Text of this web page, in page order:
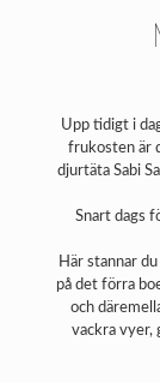
Upp tidigt i
frukosten är
djurtäta Sabi
Snart dags
Här stannar
på det förra
och
vackra vyer,